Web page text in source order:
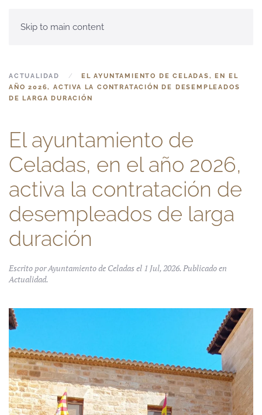
Skip to main content
ACTUALIDAD
EL AYUNTAMIENTO DE CELADAS, EN EL
AÑO 2026, ACTIVA LA CONTRATACIÓN DE DESEMPLEADOS
DE LARGA DURACIÓN
El ayuntamiento de
Celadas, en el año 2026,
activa la contratación de
desempleados de larga
duración
Escrito por Ayuntamiento de Celadas el 1 Jul, 2026. Publicado en
Actualidad.